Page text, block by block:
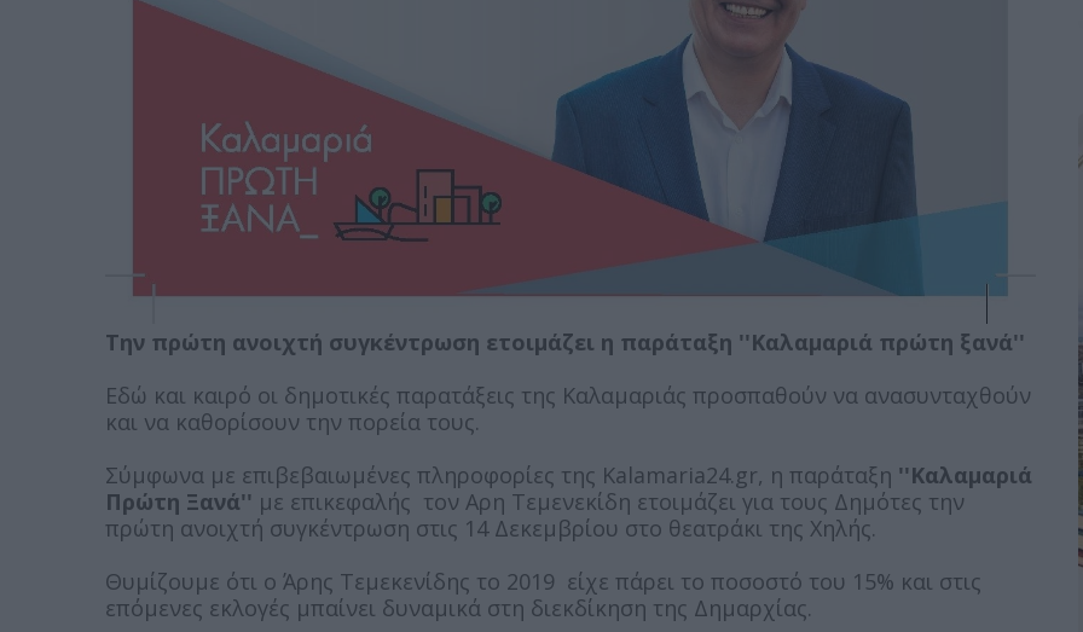
Την πρώτη ανοιχτή συγκέντρωση ετοιμάζει η παράταξη ''Καλαμαριά πρώτη ξανά''
Εδώ και καιρό οι δημοτικές παρατάξεις της Καλαμαριάς προσπαθούν να ανασυνταχθούν
και να καθορίσουν την πορεία τους.
Σύμφωνα με επιβεβαιωμένες πληροφορίες της Kalamaria24.gr, η παράταξη ''Καλαμαριά
Πρώτη Ξανά'' με επικεφαλής τον Αρη Τεμενεκίδη ετοιμάζει για τους Δημότες την
πρώτη ανοιχτή συγκέντρωση στις 14 Δεκεμβρίου στο θεατράκι της Χηλής.
Θυμίζουμε ότι ο Άρης Τεμεκενίδης το 2019 είχε πάρει το ποσοστό του 15% και στις
επόμενες εκλογές μπαίνει δυναμικά στη διεκδίκηση της Δημαρχίας.